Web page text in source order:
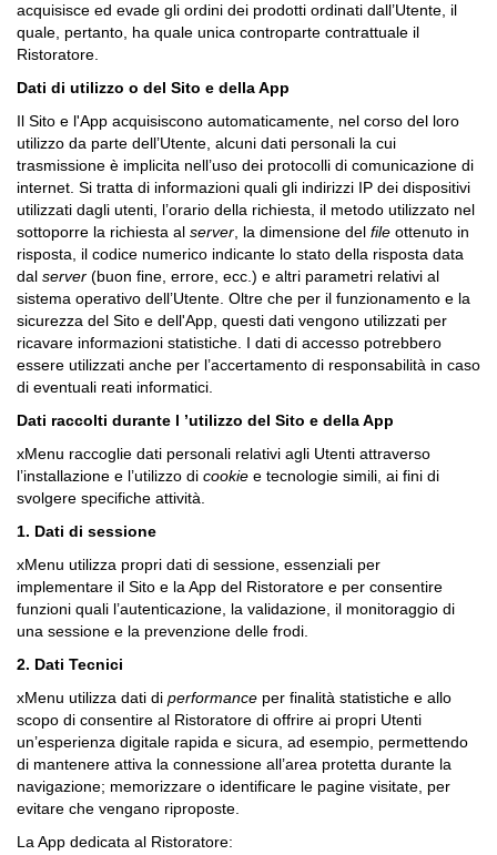
acquisisce ed evade gli ordini dei prodotti ordinati dall’Utente, il
quale, pertanto, ha quale unica controparte contrattuale il
Ristoratore.
Dati di utilizzo o del Sito e della App
Il Sito e l'App acquisiscono automaticamente, nel corso del loro
utilizzo da parte dell’Utente, alcuni dati personali la cui
trasmissione è implicita nell’uso dei protocolli di comunicazione di
internet. Si tratta di informazioni quali gli indirizzi IP dei dispositivi
utilizzati dagli utenti, l’orario della richiesta, il metodo utilizzato nel
sottoporre la richiesta al server , la dimensione del file ottenuto in
risposta, il codice numerico indicante lo stato della risposta data
dal server (buon fine, errore, ecc.) e altri parametri relativi al
sistema operativo dell’Utente. Oltre che per il funzionamento e la
sicurezza del Sito e dell'App, questi dati vengono utilizzati per
ricavare informazioni statistiche. I dati di accesso potrebbero
essere utilizzati anche per l’accertamento di responsabilità in caso
di eventuali reati informatici.
Dati raccolti durante l ’utilizzo del Sito e della App
xMenu raccoglie dati personali relativi agli Utenti attraverso
l’installazione e l’utilizzo di cookie e tecnologie simili, ai fini di
svolgere specifiche attività.
1. Dati di sessione
xMenu utilizza propri dati di sessione, essenziali per
implementare il Sito e la App del Ristoratore e per consentire
funzioni quali l’autenticazione, la validazione, il monitoraggio di
una sessione e la prevenzione delle frodi.
2. Dati Tecnici
xMenu utilizza dati di performance per finalità statistiche e allo
scopo di consentire al Ristoratore di offrire ai propri Utenti
un’esperienza digitale rapida e sicura, ad esempio, permettendo
di mantenere attiva la connessione all’area protetta durante la
navigazione; memorizzare o identificare le pagine visitate, per
evitare che vengano riproposte.
La App dedicata al Ristoratore: